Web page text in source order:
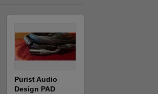
Purist Audio
Design PAD